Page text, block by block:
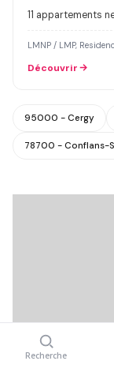
11 appartements
LMNP / LMP,
Découvrir
95000 - Cergy
78700 - Conflans-
Recherche